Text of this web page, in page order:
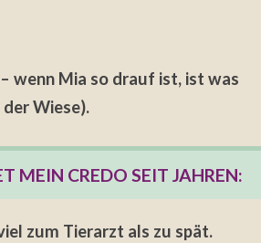
wenn Mia so drauf ist, ist was
Wiese).
MEIN CREDO SEIT JAHREN:
zum Tierarzt als zu spät.